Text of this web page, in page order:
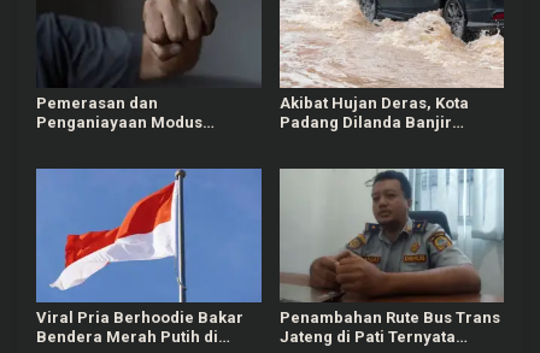
Pemerasan dan
Penganiayaan Modus
Akibat Hujan Deras, Kota
Padang Dilanda Banjir
Viral Pria Berhoodie Bakar
Bendera Merah Putih di
Penambahan Rute Bus Trans
Jateng di Pati Ternyata